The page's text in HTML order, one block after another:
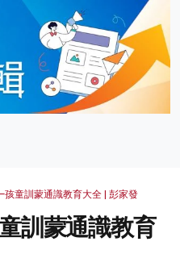
孩童訓蒙通識教育大全 | 彭家發
訓蒙通識教育